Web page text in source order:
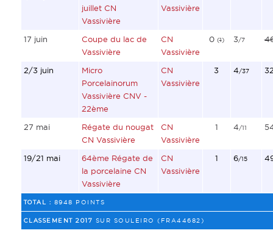
juillet CN
Vassivière
Vassivière
17 juin
Coupe du lac de
Vassivière
CN
Vassivière
0 (1) 3/7
2/3 juin
Micro
Porcelainorum
Vassivière CNV -
22ème
CN
Vassivière
3 4/37
27 mai
Régate du nougat
CN Vassivière
CN
Vassivière
1 4/11
19/21 mai
64ème Régate de
la porcelaine CN
Vassivière
CN
Vassivière
1 6/15
TOTAL : 8948 POINTS
CLASSEMENT 2017 SUR SOULEIRO (FRA44682)